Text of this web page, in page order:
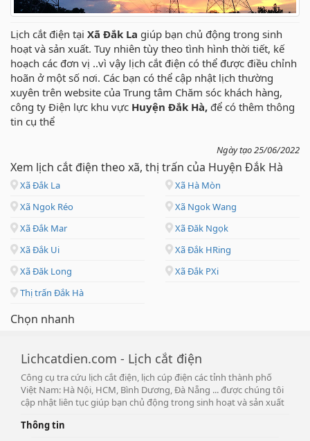
Lịch cắt điện tại Xã Đắk La giúp bạn chủ động trong sinh
hoạt và sản xuất. Tuy nhiên tùy theo tình hình thời tiết, kế
hoạch các đơn vị ..vì vậy lịch cắt điện có thể được điều chỉnh
hoãn ở một số nơi. Các bạn có thể cập nhật lịch thường
xuyên trên website của Trung tâm Chăm sóc khách hàng,
công ty Điện lực khu vực Huyện Đắk Hà, để có thêm thông
tin cụ thể
Ngày tạo 25/06/2022
Xem lịch cắt điện theo xã, thị trấn của Huyện Đắk Hà
Xã Đắk La
Xã Hà Mòn
Xã Ngok Réo
Xã Ngok Wang
Xã Đắk Mar
Xã Đăk Ngọk
Xã Đắk Ui
Xã Đắk HRing
Xã Đăk Long
Xã Đắk PXi
Thị trấn Đắk Hà
Chọn nhanh
Lichcatdien.com - Lịch cắt điện
Công cụ tra cứu lịch cắt điện, lịch cúp điện các tỉnh thành phố
Việt Nam: Hà Nội, HCM, Bình Dương, Đà Nẵng ... được chúng tôi
cập nhật liên tục giúp bạn chủ động trong sinh hoạt và sản xuất
Thông tin